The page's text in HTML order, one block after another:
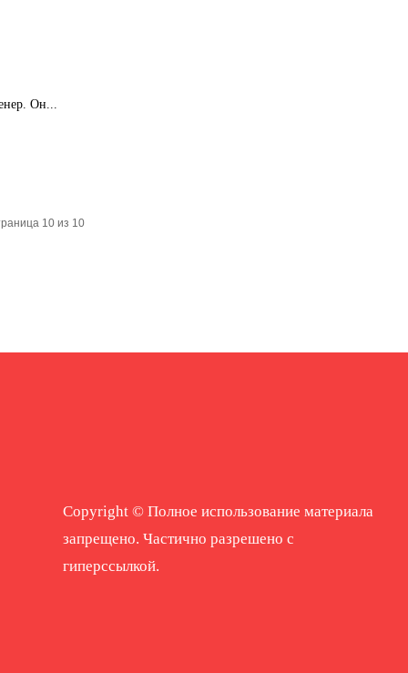
Он...
10 из 10
Copyright © Полное использование материала
запрещено. Частично разрешено с
гиперссылкой.